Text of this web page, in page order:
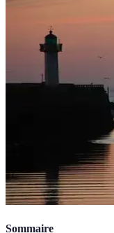
Sommaire